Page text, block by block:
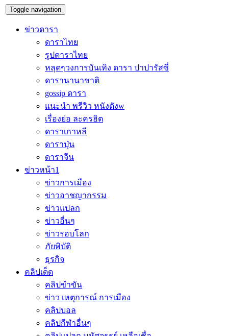
Toggle navigation
ข่าวดารา
ดาราไทย
รูปดาราไทย
หลุดๆวงการบันเทิง ดารา ปาปารัสซี่
ดารานานาชาติ
gossip ดารา
แนะนำ พรีวิว หนังดังw
เรื่องย่อ ละครฮิต
ดาราเกาหลี
ดาราปุ่น
ดาราจีน
ข่าวหน้า1
ข่าวการเมือง
ข่าวอาชญากรรม
ข่าวแปลก
ข่าวอื่นๆ
ข่าวรอบโลก
ภัยพิบัติ
ธุรกิจ
คลิปเด็ด
คลิปขำขัน
ข่าว เหตุการณ์ การเมือง
คลิปบอล
คลิปกีฬาอื่นๆ